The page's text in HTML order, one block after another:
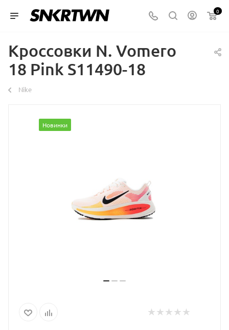
0
Кроссовки N. Vomero
18 Pink S11490-18
Nike
Новинки